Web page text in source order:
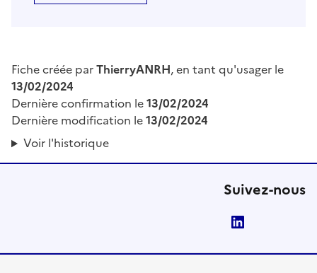
Fiche créée parThierryANRH, en tant qu'usager le
13/02/2024
Dernière confirmation le13/02/2024
Dernière modification le13/02/2024
Voir l'historique
Suivez-nous